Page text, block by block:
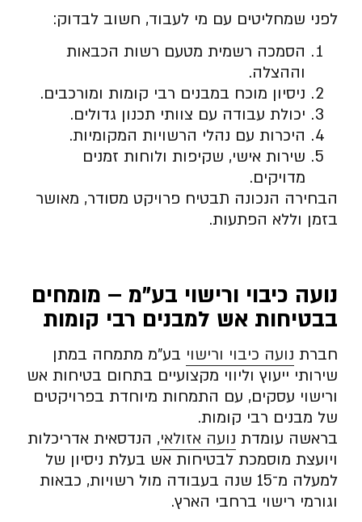
לפני שמחליטים עם מי לעבוד, חשוב לבדוק:
הסמכה רשמית מטעם רשות הכבאות
וההצלה.
ניסיון מוכח במבנים רבי קומות ומורכבים.
יכולת עבודה עם צוותי תכנון גדולים.
היכרות עם נהלי הרשויות המקומיות.
שירות אישי, שקיפות ולוחות זמנים
מדויקים.
הבחירה הנכונה תבטיח פרויקט מסודר, מאושר
בזמן וללא הפתעות.
נועה כיבוי ורישוי בע”מ – מומחים
בבטיחות אש למבנים רבי קומות
חברת נועה כיבוי ורישוי בע”מ מתמחה במתן
שירותי ייעוץ וליווי מקצועיים בתחום בטיחות אש
ורישוי עסקים, עם התמחות מיוחדת בפרויקטים
של מבנים רבי קומות.
בראשה עומדת נועה אזולאי, הנדסאית אדריכלות
ויועצת מוסמכת לבטיחות אש בעלת ניסיון של
למעלה מ־15 שנה בעבודה מול רשויות, כבאות
וגורמי רישוי ברחבי הארץ.